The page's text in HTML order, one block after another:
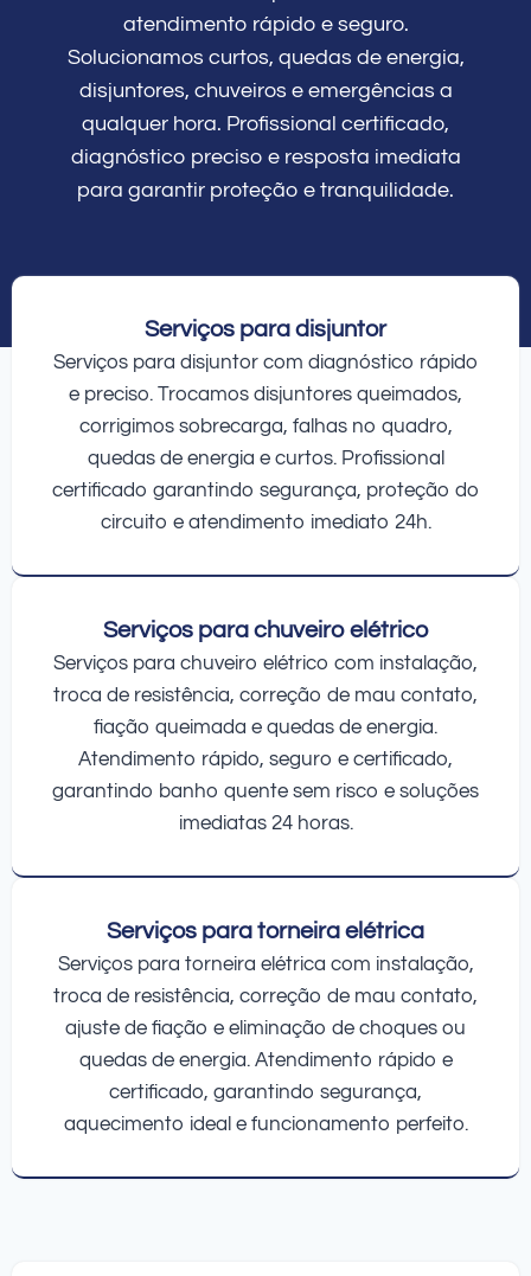
atendimento rápido e seguro.
Solucionamos curtos, quedas de energia,
disjuntores, chuveiros e emergências a
qualquer hora. Profissional certificado,
diagnóstico preciso e resposta imediata
para garantir proteção e tranquilidade.
Serviços para disjuntor
Serviços para disjuntor com diagnóstico rápido
e preciso. Trocamos disjuntores queimados,
corrigimos sobrecarga, falhas no quadro,
quedas de energia e curtos. Profissional
certificado garantindo segurança, proteção do
circuito e atendimento imediato 24h.
Serviços para chuveiro elétrico
Serviços para chuveiro elétrico com instalação,
troca de resistência, correção de mau contato,
fiação queimada e quedas de energia.
Atendimento rápido, seguro e certificado,
garantindo banho quente sem risco e soluções
imediatas 24 horas.
Serviços para torneira elétrica
Serviços para torneira elétrica com instalação,
troca de resistência, correção de mau contato,
ajuste de fiação e eliminação de choques ou
quedas de energia. Atendimento rápido e
certificado, garantindo segurança,
aquecimento ideal e funcionamento perfeito.